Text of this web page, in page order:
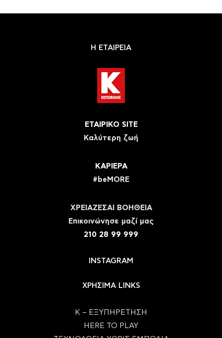
Η ΕΤΑΙΡΕΙΑ
ΕΤΑΙΡΙΚΟ SITE
Καλύτερη ζωή
ΚΑΡΙΕΡΑ
#beMORE
ΧΡΕΙΑΖΕΣΑΙ ΒΟΗΘΕΙΑ
Eπικοινώνησε μαζί μας
210 28 99 999
INSTAGRAM
ΧΡΗΣΙΜΑ LINKS
Κ – ΕΞΥΠΗΡΕΤΗΣΗ
HERE TO PLAY